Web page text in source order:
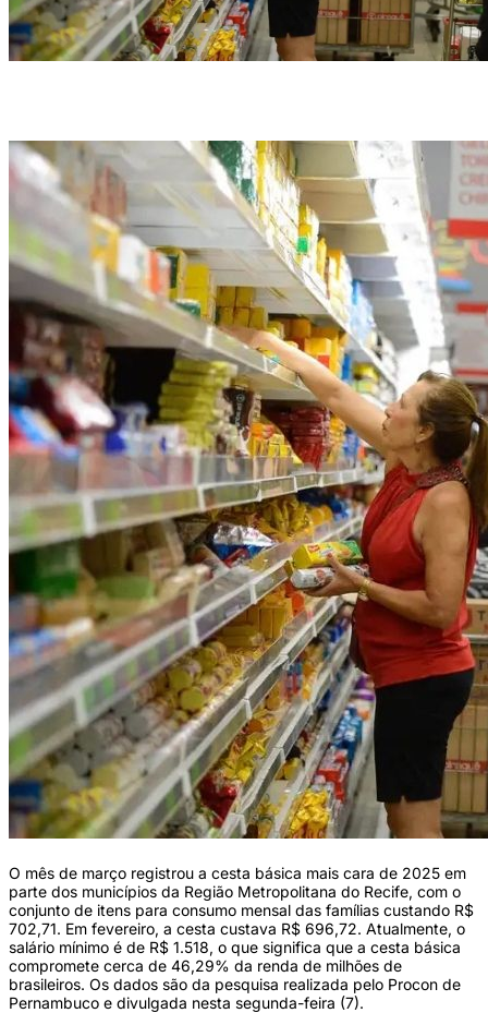
O mês de março registrou a cesta básica mais cara de 2025 em
parte dos municípios da Região Metropolitana do Recife, com o
conjunto de itens para consumo mensal das famílias custando R$
702,71. Em fevereiro, a cesta custava R$ 696,72. Atualmente, o
salário mínimo é de R$ 1.518, o que significa que a cesta básica
compromete cerca de 46,29% da renda de milhões de
brasileiros. Os dados são da pesquisa realizada pelo Procon de
Pernambuco e divulgada nesta segunda-feira (7).